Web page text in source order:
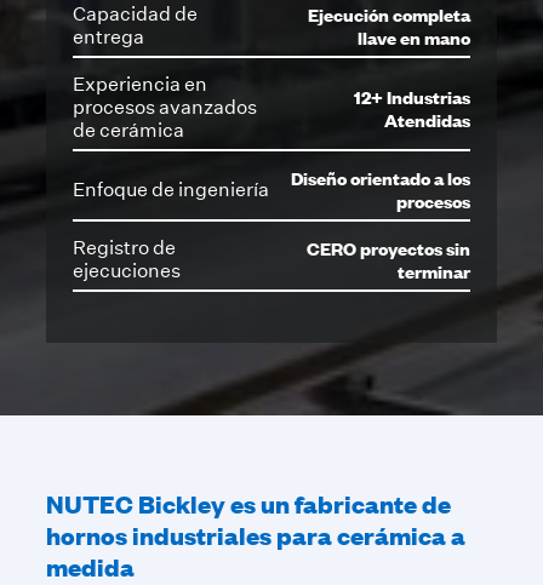
Capacidad de
entrega
Ejecución completa
llave en mano
Experiencia en
procesos avanzados
de cerámica
12+ Industrias
Atendidas
Enfoque de ingeniería
Diseño orientado a los
procesos
Registro de
ejecuciones
CERO proyectos sin
terminar
NUTEC Bickley es un fabricante de
hornos industriales para cerámica a
medida